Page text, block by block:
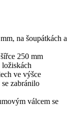
na šoupátkách a
250 mm
ve výšce
zabránilo
válcem se